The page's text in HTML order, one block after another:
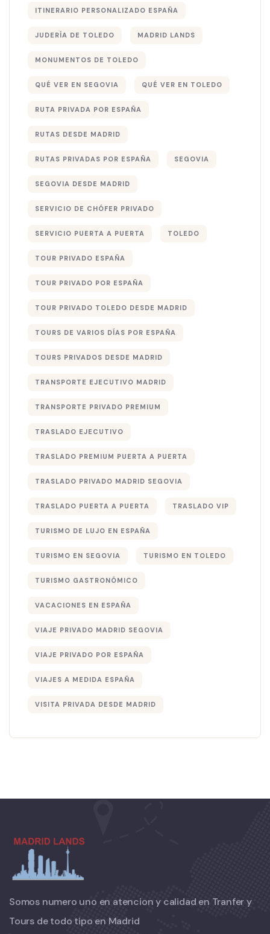
ITINERARIO PERSONALIZADO ESPAÑA
JUDERÍA DE TOLEDO MADRID LANDS
MONUMENTOS DE TOLEDO
QUÉ VER EN SEGOVIA QUÉ VER EN TOLEDO
RUTA PRIVADA POR ESPAÑA
RUTAS DESDE MADRID
RUTAS PRIVADAS POR ESPAÑA SEGOVIA
SEGOVIA DESDE MADRID
SERVICIO DE CHÓFER PRIVADO
SERVICIO PUERTA A PUERTA TOLEDO
TOUR PRIVADO ESPAÑA
TOUR PRIVADO POR ESPAÑA
TOUR PRIVADO TOLEDO DESDE MADRID
TOURS DE VARIOS DÍAS POR ESPAÑA
TOURS PRIVADOS DESDE MADRID
TRANSPORTE EJECUTIVO MADRID
TRANSPORTE PRIVADO PREMIUM
TRASLADO EJECUTIVO
TRASLADO PREMIUM PUERTA A PUERTA
TRASLADO PRIVADO MADRID SEGOVIA
TRASLADO PUERTA A PUERTA TRASLADO VIP
TURISMO DE LUJO EN ESPAÑA
TURISMO EN SEGOVIA TURISMO EN TOLEDO
TURISMO GASTRONÓMICO
VACACIONES EN ESPAÑA
VIAJE PRIVADO MADRID SEGOVIA
VIAJE PRIVADO POR ESPAÑA
VIAJES A MEDIDA ESPAÑA
VISITA PRIVADA DESDE MADRID
Somos numero uno en atencion y calidad en Tranfer y
Tours de todo tipo en Madrid